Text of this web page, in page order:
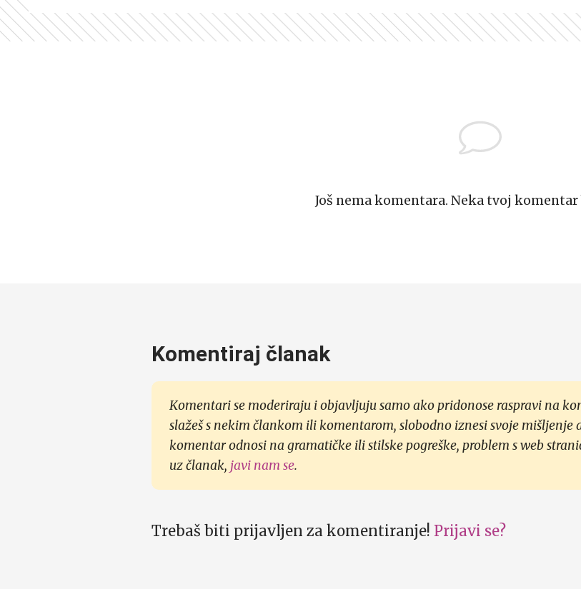
Još nema komentara. Neka tvoj komentar
Komentiraj članak
Komentari se moderiraju i objavljuju samo ako pridonose raspravi na
slažeš s nekim člankom ili komentarom, slobodno iznesi svoje mišljenje
komentar odnosi na gramatičke ili stilske pogreške, problem s web
uz članak, javi nam se.
Trebaš biti prijavljen za komentiranje! Prijavi se?